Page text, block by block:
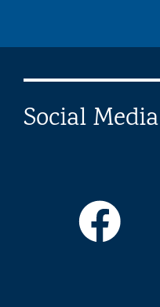
Social Media